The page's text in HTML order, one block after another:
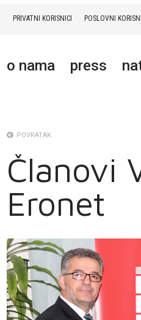
PRIVATNI KORISNICI POSLOVNI
o nama press
IMENIK
POVRATAK
Članovi
Eronet